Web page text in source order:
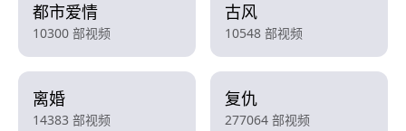
都市爱情
10300 部视频
古风
10548 部视频
离婚
14383 部视频
复仇
277064 部视频